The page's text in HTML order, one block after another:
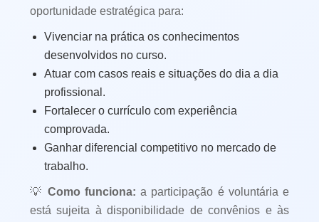
oportunidade estratégica para:
Vivenciar na prática os conhecimentos
desenvolvidos no curso.
Atuar com casos reais e situações do dia a dia
profissional.
Fortalecer o currículo com experiência
comprovada.
Ganhar diferencial competitivo no mercado de
trabalho.
💡 Como funciona: a participação é voluntária e
está sujeita à disponibilidade de convênios e às